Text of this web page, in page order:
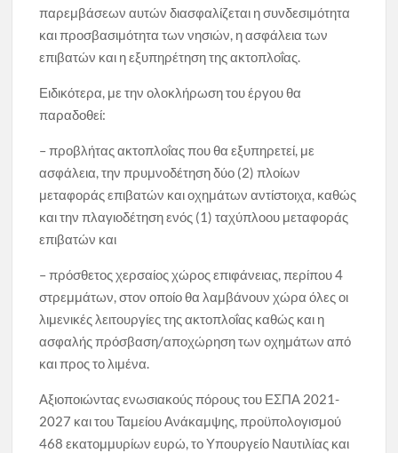
παρεμβάσεων αυτών διασφαλίζεται η συνδεσιμότητα
και προσβασιμότητα των νησιών, η ασφάλεια των
επιβατών και η εξυπηρέτηση της ακτοπλοΐας.
Ειδικότερα, με την ολοκλήρωση του έργου θα
παραδοθεί:
– προβλήτας ακτοπλοΐας που θα εξυπηρετεί, με
ασφάλεια, την πρυμνοδέτηση δύο (2) πλοίων
μεταφοράς επιβατών και οχημάτων αντίστοιχα, καθώς
και την πλαγιοδέτηση ενός (1) ταχύπλοου μεταφοράς
επιβατών και
– πρόσθετος χερσαίος χώρος επιφάνειας, περίπου 4
στρεμμάτων, στον οποίο θα λαμβάνουν χώρα όλες οι
λιμενικές λειτουργίες της ακτοπλοΐας καθώς και η
ασφαλής πρόσβαση/αποχώρηση των οχημάτων από
και προς το λιμένα.
Αξιοποιώντας ενωσιακούς πόρους του ΕΣΠΑ 2021-
2027 και του Ταμείου Ανάκαμψης, προϋπολογισμού
468 εκατομμυρίων ευρώ, το Υπουργείο Ναυτιλίας και